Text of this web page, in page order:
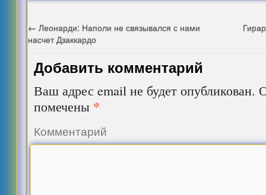
← Леонарди: Наполи не связывался с нами
насчет Дзаккардо
Добавить комментарий
Ваш адрес email не будет опубликован.
помечены *
Комментарий